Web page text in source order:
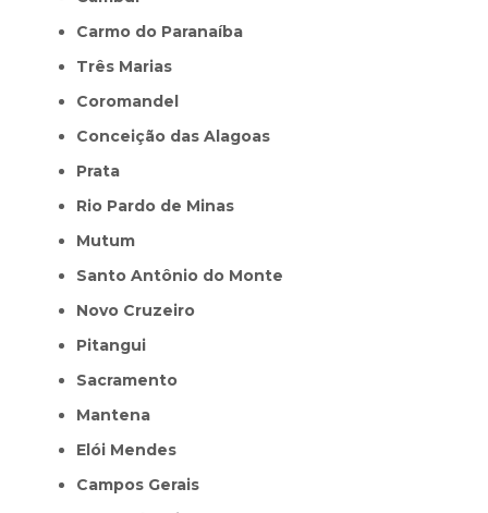
Carmo do Paranaíba
Três Marias
Coromandel
Conceição das Alagoas
Prata
Rio Pardo de Minas
Mutum
Santo Antônio do Monte
Novo Cruzeiro
Pitangui
Sacramento
Mantena
Elói Mendes
Campos Gerais